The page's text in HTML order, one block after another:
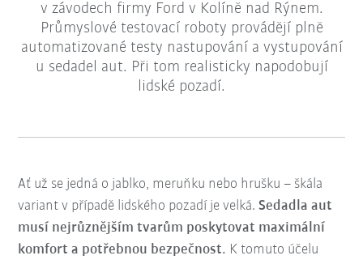
v závodech firmy Ford v Kolíně nad Rýnem.
Průmyslové testovací roboty provádějí plně
automatizované testy nastupování a vystupování
u sedadel aut. Při tom realisticky napodobují
lidské pozadí.
Ať už se jedná o jablko, meruňku nebo hrušku – škála
variant v případě lidského pozadí je velká.Sedadla aut
musí nejrůznějším tvarům poskytovat maximální
komfort a potřebnou bezpečnost. K tomuto účelu